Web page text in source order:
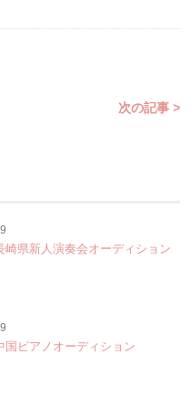
次の記事 >
崎県新人演奏会オーディション
国ピアノオーディション